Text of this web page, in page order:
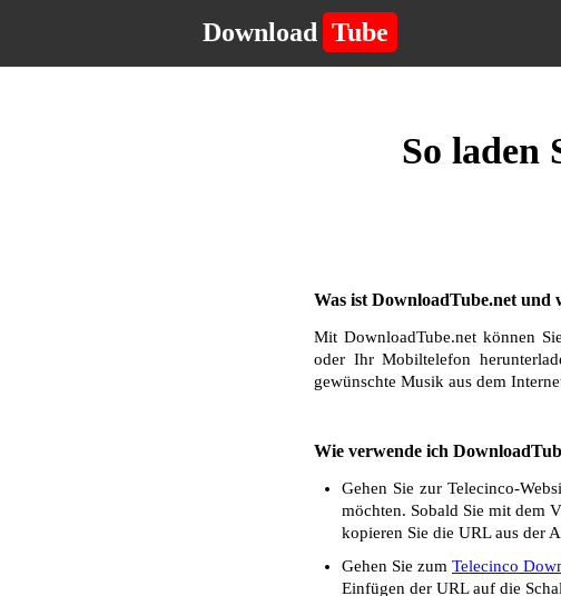
Download Tube
So laden
Was ist DownloadTube.net und
Mit DownloadTube.net können
oder Ihr Mobiltelefon
gewünschte Musik aus dem
Wie verwende ich
Gehen Sie zur Telecinco-
möchten. Sobald Sie mit dem
kopieren Sie die URL aus der
Gehen Sie zum Telecinco
Einfügen der URL auf die